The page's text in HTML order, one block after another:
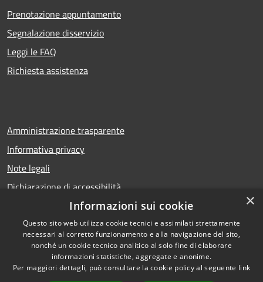
Prenotazione appuntamento
Segnalazione disservizio
Leggi le FAQ
Richiesta assistenza
Amministrazione trasparente
Informativa privacy
Note legali
Dichiarazione di accessibilità
RSS
Accessibilità
Privacy
Copyright © 2026 • Comune di
Calcio • Powered by
Municipium•Accesso
×
Informazioni sui cookie
Questo sito web utilizza cookie tecnici e assimilati strettamente
necessari al corretto funzionamento e alla navigazione del sito,
nonché un cookie tecnico analitico al solo fine di elaborare
informazioni statistiche, aggregate e anonime.
Per maggiori dettagli, può consultare la cookie policy al seguente link